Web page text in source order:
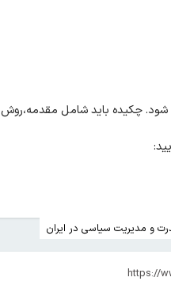
و مدیریت سیاسی در ایران